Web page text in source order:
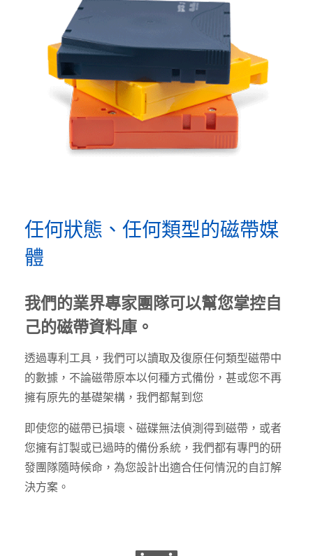
任何狀態、任何類型的磁帶媒
體
我們的業界專家團隊可以幫您掌控自
己的磁帶資料庫。
透過專利工具，我們可以讀取及復原任何類型磁帶中
的數據，不論磁帶原本以何種方式備份，甚或您不再
擁有原先的基礎架構，我們都幫到您
即使您的磁帶已損壞、磁碟無法偵測得到磁帶，或者
您擁有訂製或已過時的備份系統，我們都有專門的研
發團隊隨時候命，為您設計出適合任何情況的自訂解
決方案。